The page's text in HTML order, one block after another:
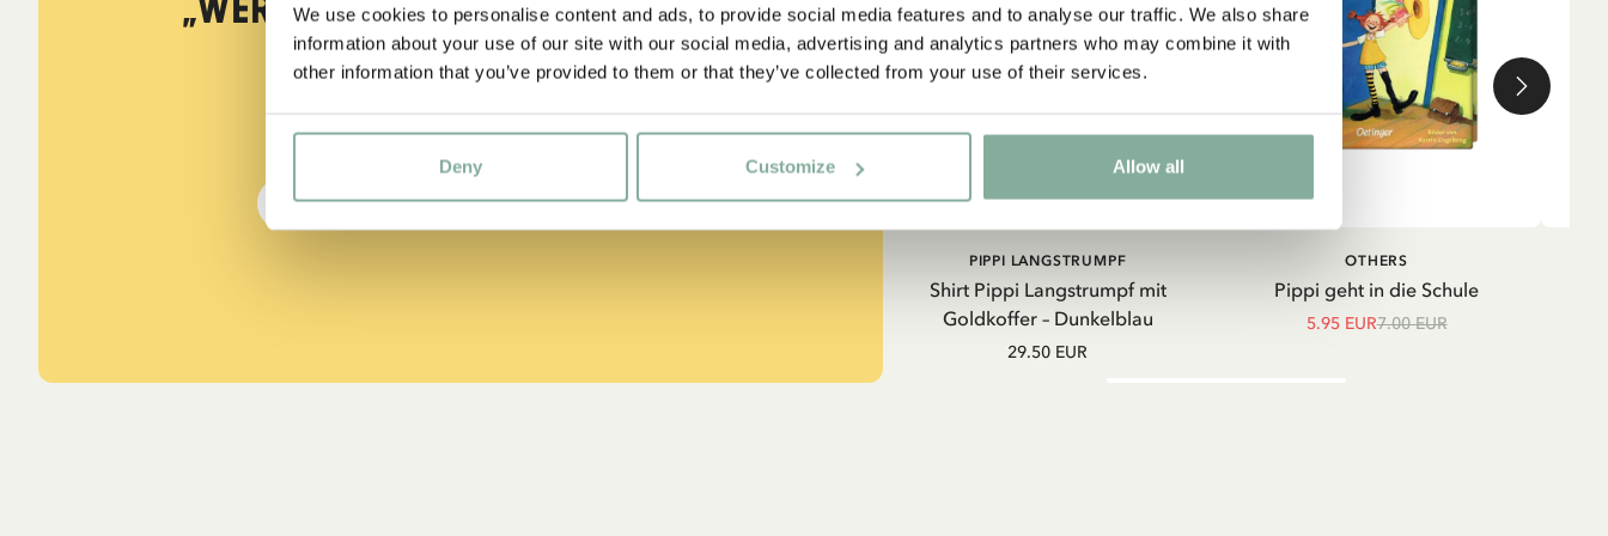
We use cookies to personalise content and ads, to provide social media features and to analyse our traffic. We also share
information about your use of our site with our social media, advertising and analytics partners who may combine it with
other information that you’ve provided to them or that they’ve collected from your use of their services.
Deny Customize Allow all
sein.“
aus Kennst du Pippi Langstrumpf?
DIE PIPPI-LANGSTRUMPF-SAMMLUNG
IN DEN
Shirt Pippi Langstrumpf mit
Goldkoffer – Dunkelblau
PIPPI LANGSTRUMPF
29.50 EUR
IN DEN WARENKORB
Pippi geht in die Schule
OTHERS
5.95 EUR7.00 EUR